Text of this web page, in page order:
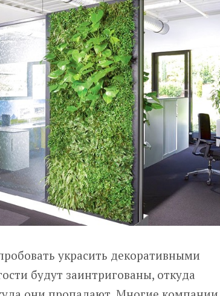
украсить декоративными
будут заинтригованы, откуда